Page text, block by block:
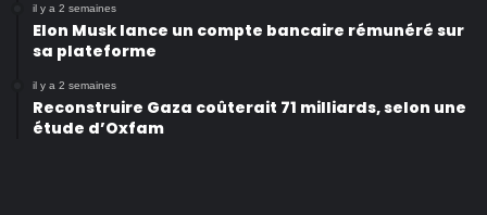
il y a 2 semaines
Elon Musk lance un compte bancaire rémunéré sur
sa plateforme
il y a 2 semaines
Reconstruire Gaza coûterait 71 milliards, selon une
étude d’Oxfam